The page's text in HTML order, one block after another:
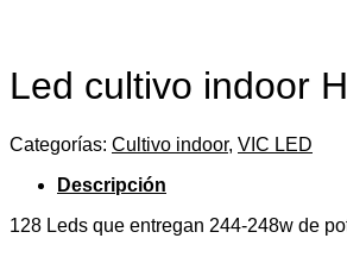
Led cultivo indoor
Categorías: Cultivo indoor, VIC LED
Descripción
128 Leds que entregan 244-248w de